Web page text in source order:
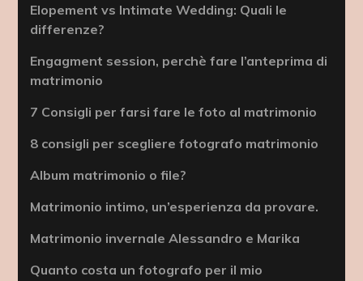
Elopement vs Intimate Wedding: Quali le
differenze?
Engagment session, perchè fare l’anteprima di
matrimonio
7 Consigli per farsi fare le foto al matrimonio
8 consigli per scegliere fotografo matrimonio
Album matrimonio o file?
Matrimonio intimo, un’esperienza da provare.
Matrimonio invernale Alessandro e Marika
Quanto costa un fotografo per il mio